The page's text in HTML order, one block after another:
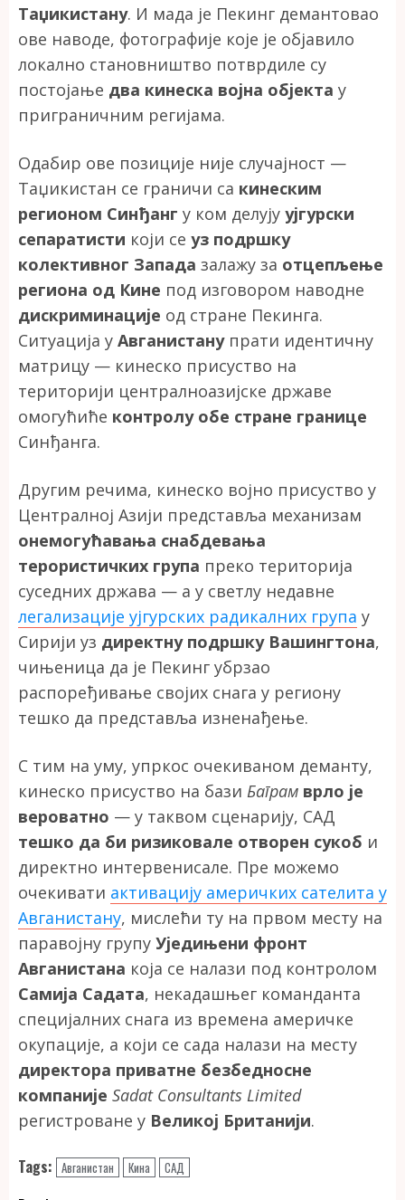
Таџикистану. И мада је Пекинг демантовао
ове наводе, фотографије које је објавило
локално становништво потврдиле су
постојање два кинеска војна објекта у
приграничним регијама.
Одабир ове позиције није случајност —
Таџикистан се граничи са кинеским
регионом Синђанг у ком делују ујгурски
сепаратисти који се уз подршку
колективног Запада залажу за отцепљење
региона од Кине под изговором наводне
дискриминације од стране Пекинга.
Ситуација у Авганистанупрати идентичну
матрицу — кинеско присуство на
територији централноазијске државе
омогућиће контролу обе стране границе
Синђанга.
Другим речима, кинеско војно присуство у
Централној Азији представља механизам
онемогућавања снабдевања
терористичких група преко територија
суседних држава — а у светлу недавне
легализације ујгурских радикалних група у
Сирији уз директну подршку Вашингтона,
чињеница да је Пекинг убрзао
распоређивање својих снага у региону
тешко да представља изненађење.
С тим на уму, упркос очекиваном деманту,
кинеско присуство на бази Баграм врло је
вероватно — у таквом сценарију, САД
тешко да би ризиковале отворен сукоб и
директно интервенисале. Пре можемо
очекивати активацију америчких сателита у
Авганистану, мислећи ту на првом месту на
паравојну групу Уједињени фронт
Авганистана која се налази под контролом
Самија Садата, некадашњег команданта
специјалних снага из времена америчке
окупације, а који се сада налази на месту
директора приватне безбедносне
компаније Sadat Consultants Limited
регистроване у Великој Британији.
Tags: Авганистан Кина САД